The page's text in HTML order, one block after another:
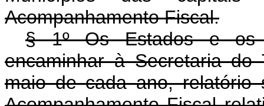
Acompanhamento Fiscal.
§ 1º Os Estados e os
encaminhar à Secretaria
maio de cada ano, relatório